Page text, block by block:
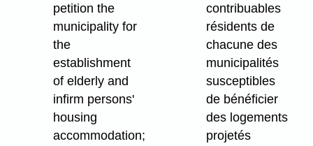
petition the
municipality for
the
establishment
of elderly and
infirm persons'
housing
accommodation;
contribuables
résidents de
chacune des
municipalités
susceptibles
de bénéficier
des logements
projetés